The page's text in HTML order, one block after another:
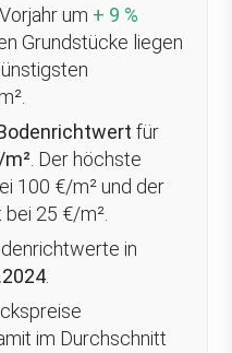
um + 9 %
Grundstücke liegen
für
. Der höchste
100 €/m² und der
25 €/m².
in
im Durchschnitt